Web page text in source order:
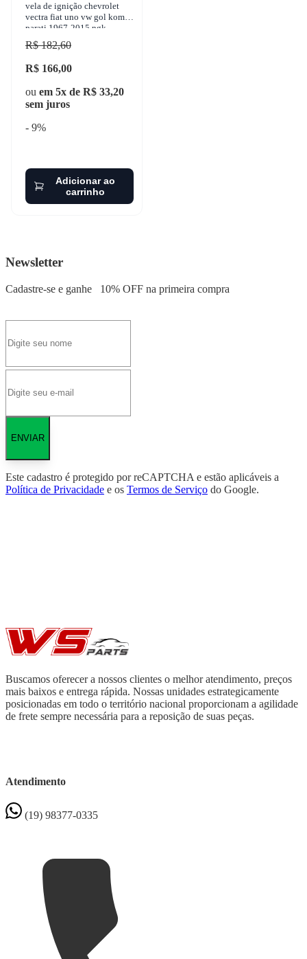
vela de ignição chevrolet
vectra fiat uno vw gol kombi
parati 1967-2015 ngk -
bpr5eyd
R$ 182,60
R$ 166,00
ou em 5x de R$ 33,20
sem juros
- 9%
Adicionar ao
carrinho
Newsletter
Cadastre-se e ganhe 10% OFF na primeira compra
ENVIAR
Este cadastro é protegido por reCAPTCHA e estão aplicáveis a
Política de Privacidade e os Termos de Serviço do Google.
Buscamos oferecer a nossos clientes o melhor atendimento, preços
mais baixos e entrega rápida. Nossas unidades estrategicamente
posicionadas em todo o território nacional proporcionam a agilidade
de frete sempre necessária para a reposição de suas peças.
Atendimento
(19) 98377-0335